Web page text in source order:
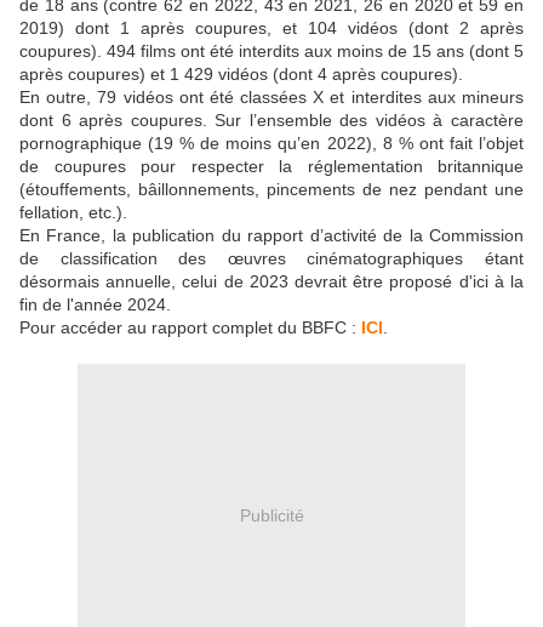
de 18 ans (contre 62 en 2022, 43 en 2021, 26 en 2020 et 59 en
2019) dont 1 après coupures, et 104 vidéos (dont 2 après
coupures). 494 films ont été interdits aux moins de 15 ans (dont 5
après coupures) et 1 429 vidéos (dont 4 après coupures).
En outre, 79 vidéos ont été classées X et interdites aux mineurs
dont 6 après coupures. Sur l’ensemble des vidéos à caractère
pornographique (19 % de moins qu’en 2022), 8 % ont fait l’objet
de coupures pour respecter la réglementation britannique
(étouffements, bâillonnements, pincements de nez pendant une
fellation, etc.).
En France, la publication du rapport d’activité de la Commission
de classification des œuvres cinématographiques étant
désormais annuelle, celui de 2023 devrait être proposé d'ici à la
fin de l'année 2024.
Pour accéder au rapport complet du BBFC : ICI
Publicité